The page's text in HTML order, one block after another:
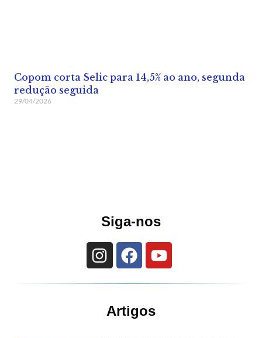
Copom corta Selic para 14,5% ao ano, segunda
redução seguida
29/04/2026
Siga-nos
Artigos